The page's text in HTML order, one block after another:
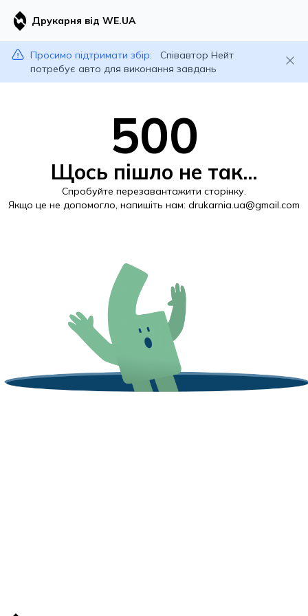
Друкарня від WE.UA
Просимо підтримати збір:
Співавтор Нейт
потребує авто для виконання завдань
500
Щось пішло не так...
Спробуйте перезавантажити сторінку.
Якщо це не допомогло, напишіть нам: drukarnia.ua@gmail.com